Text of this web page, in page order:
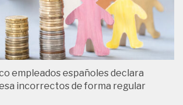
empleados españoles declara
incorrectos de forma regular